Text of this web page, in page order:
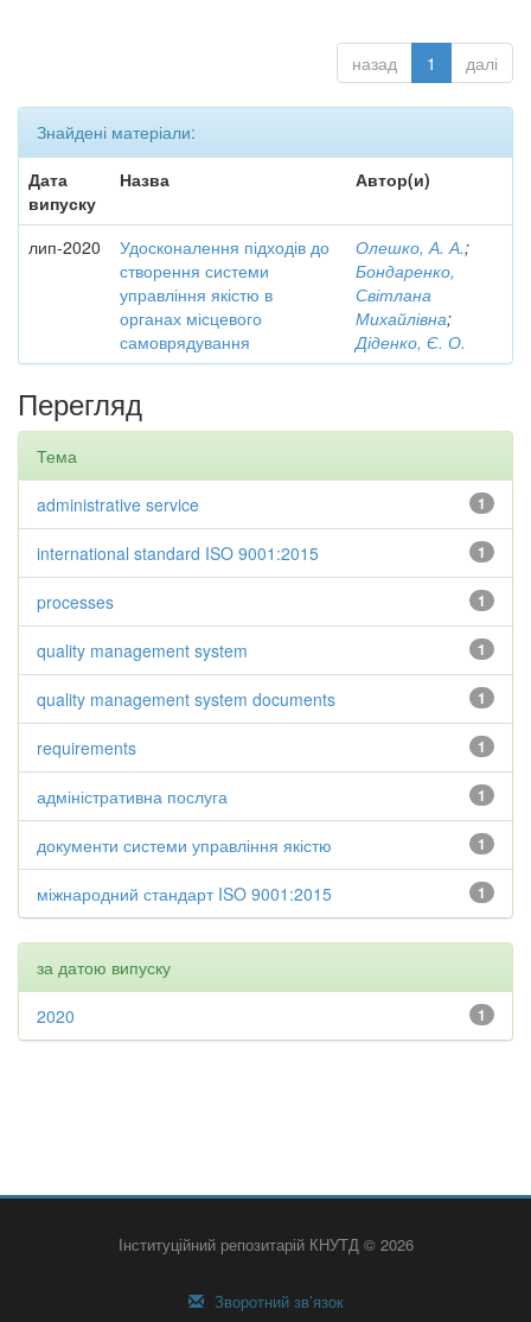
назад 1 далі
Знайдені матеріали:
Дата
випуску
Назва Автор(и)
лип-2020
Удосконалення підходів до
створення системи
управління якістю в
органах місцевого
самоврядування
Олешко, А. А.;
Бондаренко,
Світлана
Михайлівна;
Діденко, Є. О.
Перегляд
Тема
1
administrative service
1
international standard ISO 9001:2015
1
processes
1
quality management system
1
quality management system documents
1
requirements
1
адміністративна послуга
1
документи системи управління якістю
1
міжнародний стандарт ISO 9001:2015
за датою випуску
1
2020
Інституційний репозитарій КНУТД © 2026
Зворотний зв’язок